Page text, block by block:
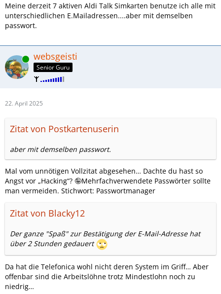
Meine derzeit 7 aktiven Aldi Talk Simkarten benutze ich alle mit
unterschiedlichen E.Mailadressen....aber mit demselben
passwort.
Online websgeisti
Senior Guru
22. April 2025
Zitat von Postkartenuserin
aber mit demselben passwort.
Mal vom unnötigen Vollzitat abgesehen… Dachte du hast so
Angst vor „Hacking“? 🤪Mehrfachverwendete Passwörter sollte
man vermeiden. Stichwort: Passwortmanager
Zitat von Blacky12
Der ganze "Spaß" zur Bestätigung der E-Mail-Adresse hat
über 2 Stunden gedauert
Da hat die Telefonica wohl nicht deren System im Griff… Aber
offenbar sind die Arbeitslöhne trotz Mindestlohn noch zu
niedrig…